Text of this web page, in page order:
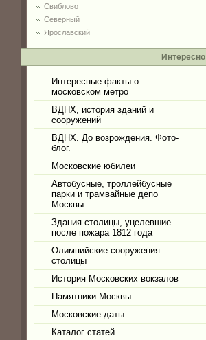
Свиблово
Северный
Ярославский
Интересно
Интересные факты о
московском метро
ВДНХ, история зданий и
сооружений
ВДНХ. До возрождения. Фото-
блог.
Московские юбилеи
Автобусные, троллейбусные
парки и трамвайные депо
Москвы
Здания столицы, уцелевшие
после пожара 1812 года
Олимпийские сооружения
столицы
История Московских вокзалов
Памятники Москвы
Московские даты
Каталог статей